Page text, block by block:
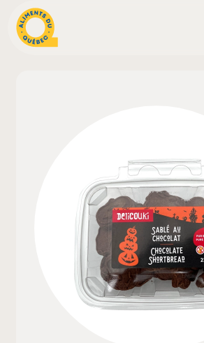
Inspirations d'ici
Restaurants
Institutions
À propos